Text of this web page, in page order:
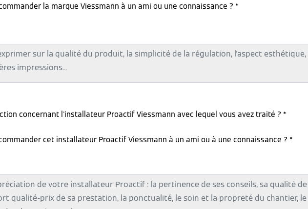
la marque Viessmann à un ami ou une connaissance ? *
concernant l'installateur Proactif Viessmann avec lequel vous avez traité ? *
cet installateur Proactif Viessmann à un ami ou à une connaissance ? *